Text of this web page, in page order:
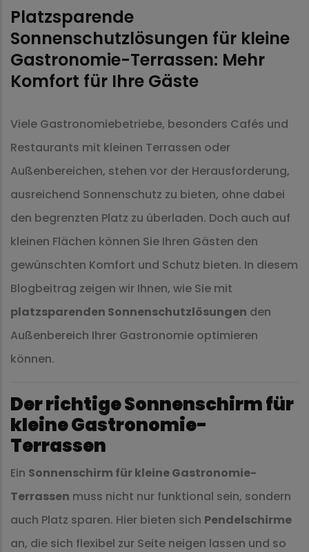
Platzsparende
Sonnenschutzlösungen für kleine
Gastronomie-Terrassen: Mehr
Komfort für Ihre Gäste
Viele Gastronomiebetriebe, besonders Cafés und
Restaurants mit kleinen Terrassen oder
Außenbereichen, stehen vor der Herausforderung,
ausreichend Sonnenschutz zu bieten, ohne dabei
den begrenzten Platz zu überladen. Doch auch auf
kleinen Flächen können Sie Ihren Gästen den
gewünschten Komfort und Schutz bieten. In diesem
Blogbeitrag zeigen wir Ihnen, wie Sie mit
platzsparenden Sonnenschutzlösungen den
Außenbereich Ihrer Gastronomie optimieren
können.
Der richtige Sonnenschirm für
kleine Gastronomie-
Terrassen
Ein Sonnenschirm für kleine Gastronomie-
Terrassen muss nicht nur funktional sein, sondern
auch Platz sparen. Hier bieten sich Pendelschirme
an, die sich flexibel zur Seite neigen lassen und so